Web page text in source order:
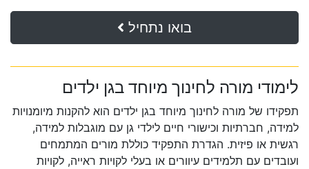
בואו נתחיל
לימודי מורה לחינוך מיוחד בגן ילדים
תפקידו של מורה לחינוך מיוחד בגן ילדים הוא להקנות מיומנויות
למידה, חברתיות וכישורי חיים לילדי גן עם מוגבלות למידה,
רגשית או פיזית. הגדרת התפקיד כוללת מורים המתמחים
ועובדים עם תלמידים עיוורים או בעלי לקויות ראייה, לקויות